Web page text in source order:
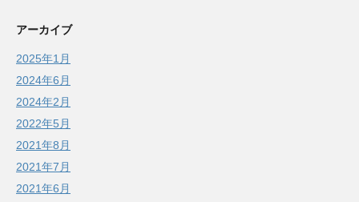
アーカイブ
2025年1月
2024年6月
2024年2月
2022年5月
2021年8月
2021年7月
2021年6月